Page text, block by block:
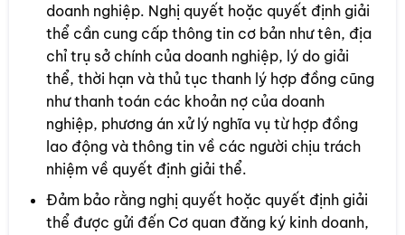
doanh nghiệp. Nghị quyết hoặc quyết định giải
thể cần cung cấp thông tin cơ bản như tên, địa
chỉ trụ sở chính của doanh nghiệp, lý do giải
thể, thời hạn và thủ tục thanh lý hợp đồng cũng
như thanh toán các khoản nợ của doanh
nghiệp, phương án xử lý nghĩa vụ từ hợp đồng
lao động và thông tin về các người chịu trách
nhiệm về quyết định giải thể.
Đảm bảo rằng nghị quyết hoặc quyết định giải
thể được gửi đến Cơ quan đăng ký kinh doanh,